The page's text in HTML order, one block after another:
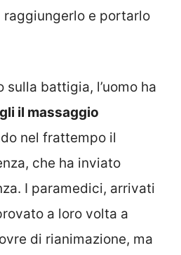
raggiungerlo e portarlo
sulla battigia, l’uomo ha
il massaggio
nel frattempo il
che ha inviato
I paramedici, arrivati
a loro volta a
di rianimazione, ma